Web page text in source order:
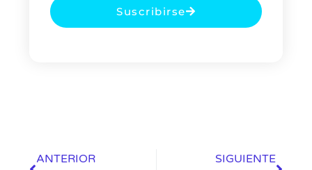
Suscribirse
ANTERIOR SIGUIENTE